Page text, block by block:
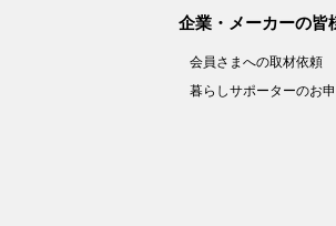
企業・メーカーの皆
会員さまへの取材依頼
暮らしサポーターのお